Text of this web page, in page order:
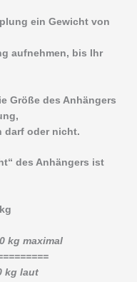
ein Gewicht von
aufnehmen, bis Ihr
Größe des Anhängers
darf oder nicht.
des Anhängers ist
laut